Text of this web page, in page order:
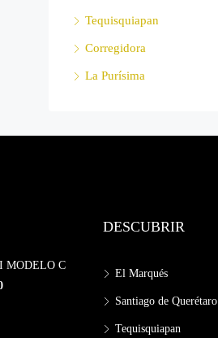
Tequisquiapan
Corregidora
La Purísima
MODELO C
DESCUBRIR
El Marqués
Santiago de Querétaro
Tequisquiapan